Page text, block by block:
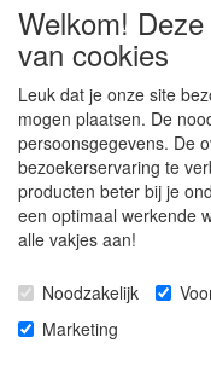
Waar ben je naar
Winkelwagen
Uw winkelwagen
Welkom!
van cookies
Leuk dat je onze site
mogen plaatsen. De
persoonsgegevens. De
bezoekerservaring te
producten beter bij je
een optimaal werkende
alle vakjes aan!
Noodzakelijk
Marketing